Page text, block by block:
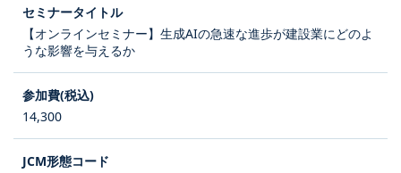
【オンラインセミナー】生成AIの急速な進歩が建設業にどのよ
うな影響を与えるか
14,300